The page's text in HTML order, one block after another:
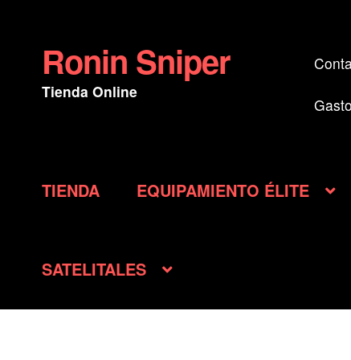
Ir
a
la
Ir
al
contenido
Ronin Sniper
Tienda Online
TIENDA EQUIPAMIENTO ÉLITE
SATELITALES